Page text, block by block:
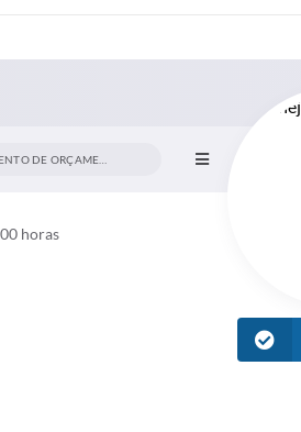
horas